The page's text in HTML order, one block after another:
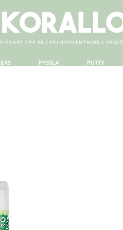
FRAKT 399 KR | FRI UPPHÄMTNING I VÄXJÖ
PYSSLA PUTTY